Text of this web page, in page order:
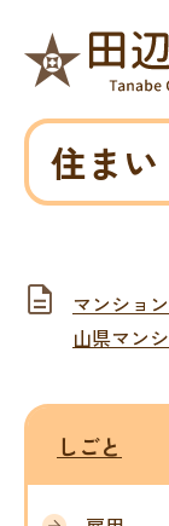
住まい
マンショ
山県マン
しごと